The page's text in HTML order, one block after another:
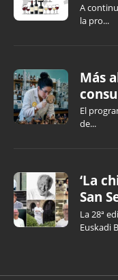
A
la pro...
Más
El
de...
‘La
San
La 28ª
Euskadi